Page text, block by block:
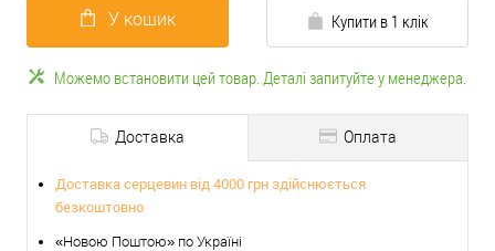
У кошик Купити в 1 клік
Можемо встановити цей товар. Деталі запитуйте у менеджера.
Доставка Оплата
Доставка серцевин від 4000 грн здійснюється
безкоштовно
«Новою Поштою» по Україні